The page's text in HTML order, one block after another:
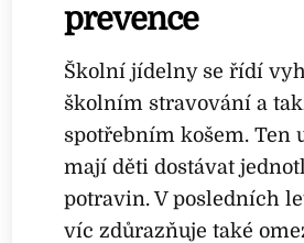
prevence
Školní jídelny se řídí
školním stravování a
spotřebním košem. Ten
mají děti dostávat
potravin. V posledních
víc zdůrazňuje také